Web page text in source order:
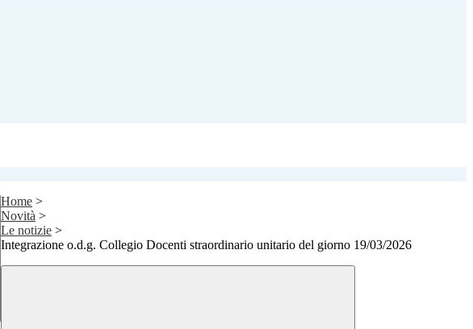
Home >
Novità >
Le notizie >
Integrazione o.d.g. Collegio Docenti straordinario unitario del giorno 19/03/2026